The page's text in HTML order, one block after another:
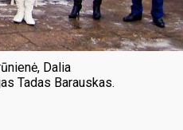
Dalia
Tadas Barauskas.